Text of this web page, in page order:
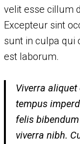
velit esse cillum
Excepteur sint
sunt in culpa qui
est laborum.
Viverra
tempus
felis
viverra nibh.